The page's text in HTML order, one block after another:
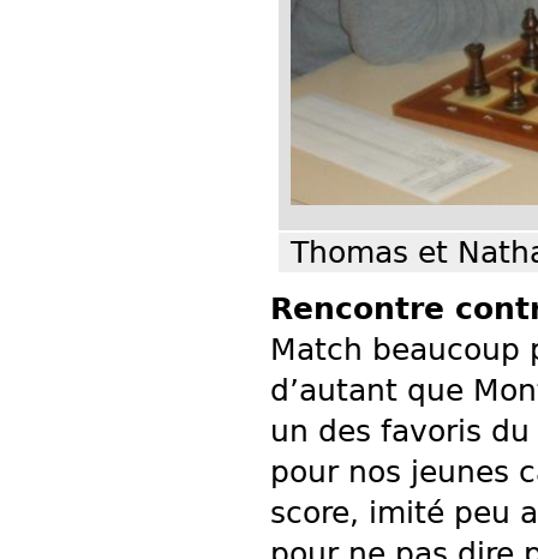
Thomas et
Rencontre
Match beaucoup
d’autant que
un des favoris du
pour nos jeunes
score, imité peu